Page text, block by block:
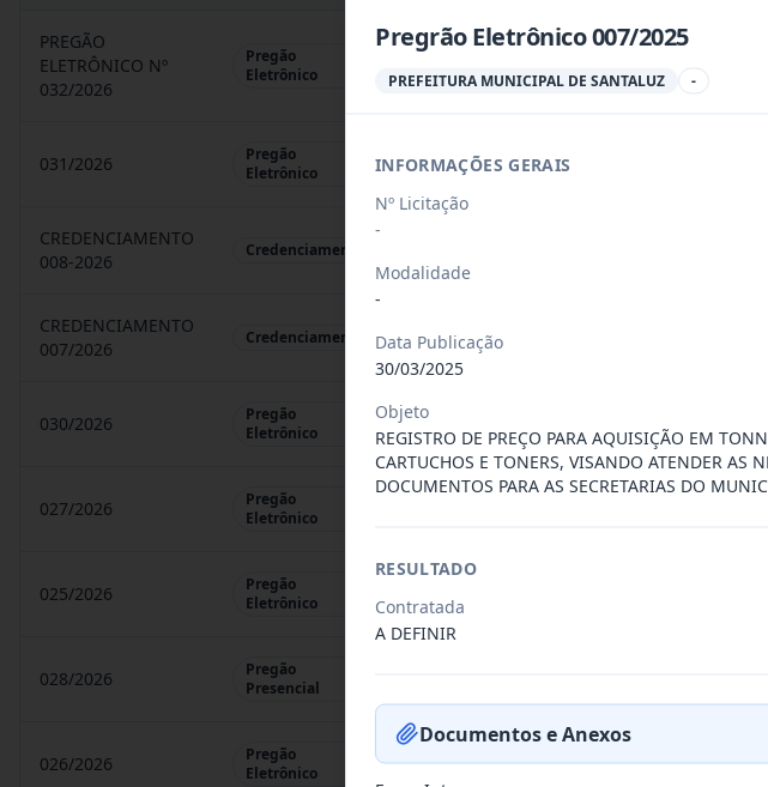
PREGÃO
ELETRÔNICO Nº
032/2026
Pregão
Eletrônico
REGISTRO DE PREÇOS PARA CONTRATAÇÃO
031/2026
Pregão
Eletrônico
REGISTRO DE PREÇOS PARA AQUISIÇÃO DE
CREDENCIAMENTO
008-2026
Credenciamento
CREDENCIAMENTO
007/2026
Credenciamento CHAMAMENTO PÚBLICO PARA FINS DE
030/2026
Pregão
Eletrônico
REGISTRO DE PREÇOS PARA FUTURA E
027/2026
Pregão
Eletrônico
025/2026
Pregão
Eletrônico
028/2026
Pregão
Presencial
026/2026
Pregão
Eletrônico
REGISTRO DE PREÇOS PARA FUTURO E
Pregrão Eletrônico 007/2025
PREFEITURA MUNICIPAL DE SANTALUZ -
INFORMAÇÕES GERAIS
Nº Licitação
-
Modalidade
-
Data Publicação
30/03/2025
Objeto
REGISTRO DE PREÇO PARA AQUISIÇÃO EM
CARTUCHOS E TONERS, VISANDO ATENDER AS
DOCUMENTOS PARA AS SECRETARIAS DO
RESULTADO
Contratada
A DEFINIR
Documentos e Anexos